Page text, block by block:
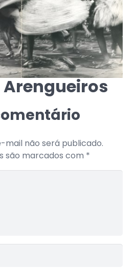
Arengueiros
mail não será publicado.
são marcados com *